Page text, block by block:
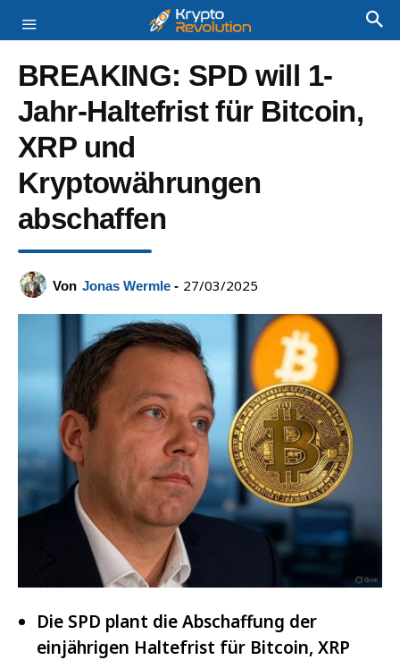
BREAKING: SPD will 1-
Jahr-Haltefrist für Bitcoin,
XRP und
Kryptowährungen
abschaffen
Von Jonas Wermle - 27/03/2025
Die SPD plant die Abschaffung der
einjährigen Haltefrist für Bitcoin, XRP